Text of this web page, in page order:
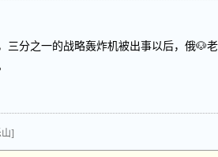
三分之一的战略轰炸机被出事以后，俄🐶
]